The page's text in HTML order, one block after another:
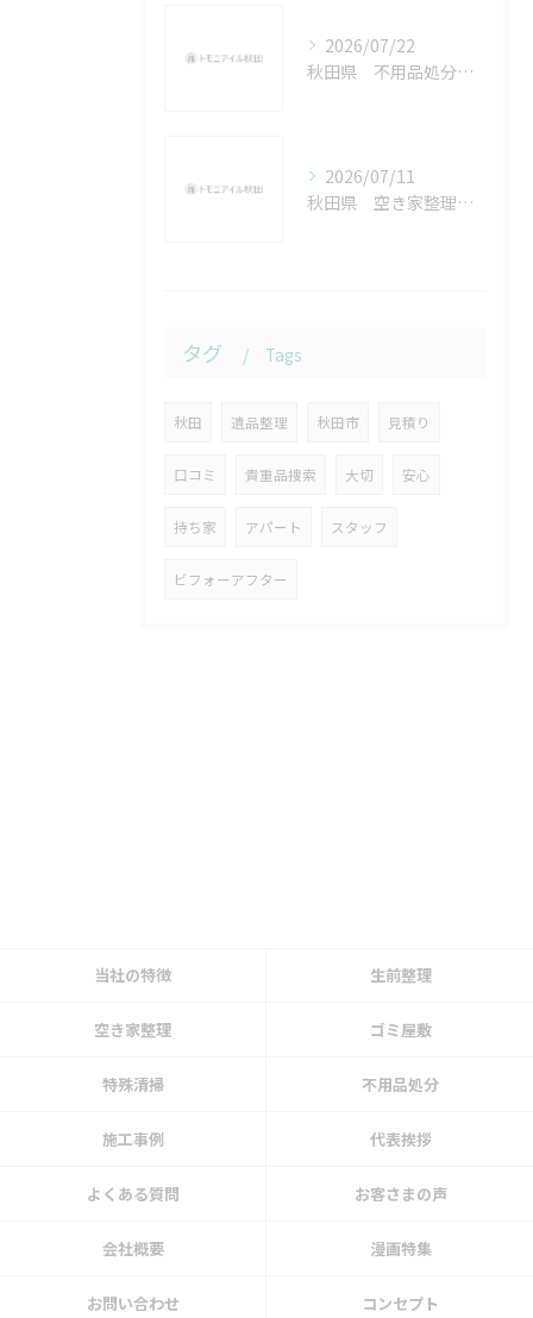
2026/07/22
秋田県 不用品処分を急いで実施いたしましたがいかがでしたでしょうか
2026/07/11
秋田県 空き家整理、実家じまいについて
タグ Tags
秋田 遺品整理 秋田市 見積り
口コミ 貴重品捜索 大切 安心
持ち家 アパート スタッフ
ビフォーアフター
当社の特徴 生前整理
空き家整理 ゴミ屋敷
特殊清掃 不用品処分
施工事例 代表挨拶
よくある質問 お客さまの声
会社概要 漫画特集
お問い合わせ コンセプト